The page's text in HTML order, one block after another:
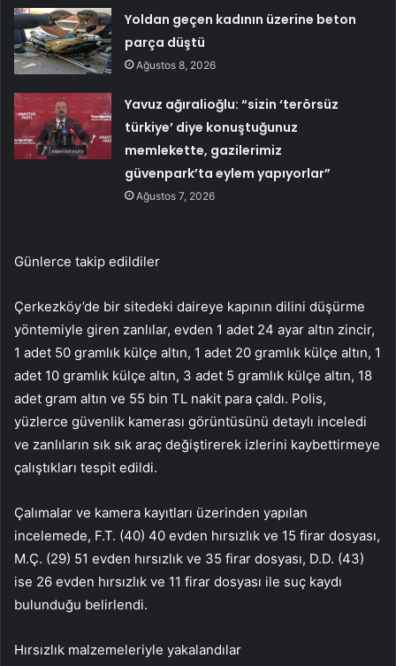
Yoldan geçen kadının üzerine beton
parça düştü
Ağustos 8, 2026
Yavuz ağıralioğlu: “sizin ‘terörsüz
türkiye’ diye konuştuğunuz
memlekette, gazilerimiz
güvenpark’ta eylem yapıyorlar”
Ağustos 7, 2026
Günlerce takip edildiler
Çerkezköy’de bir sitedeki daireye kapının dilini düşürme
yöntemiyle giren zanlılar, evden 1 adet 24 ayar altın zincir,
1 adet 50 gramlık külçe altın, 1 adet 20 gramlık külçe altın, 1
adet 10 gramlık külçe altın, 3 adet 5 gramlık külçe altın, 18
adet gram altın ve 55 bin TL nakit para çaldı. Polis,
yüzlerce güvenlik kamerası görüntüsünü detaylı inceledi
ve zanlıların sık sık araç değiştirerek izlerini kaybettirmeye
çalıştıkları tespit edildi.
Çalımalar ve kamera kayıtları üzerinden yapılan
incelemede, F.T. (40) 40 evden hırsızlık ve 15 firar dosyası,
M.Ç. (29) 51 evden hırsızlık ve 35 firar dosyası, D.D. (43)
ise 26 evden hırsızlık ve 11 firar dosyası ile suç kaydı
bulunduğu belirlendi.
Hırsızlık malzemeleriyle yakalandılar